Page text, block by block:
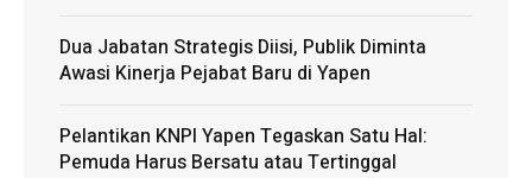
Dua Jabatan Strategis Diisi, Publik Diminta
Awasi Kinerja Pejabat Baru di Yapen
Pelantikan KNPI Yapen Tegaskan Satu Hal:
Pemuda Harus Bersatu atau Tertinggal